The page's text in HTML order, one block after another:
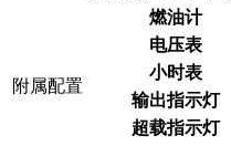
附属配置
燃油计
电压表
小时表
输出指示灯
超载指示灯